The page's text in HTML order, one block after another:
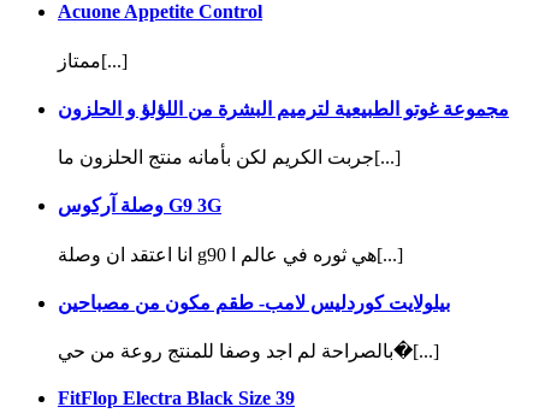
Acuone Appetite Control
ممتاز[...]
مجموعة غوتو الطبيعية لترميم البشرة من اللؤلؤ و الحلزون
جربت الكريم لكن بأمانه منتج الحلزون ما[...]
وصلة آركوس G9 3G
انا اعتقد ان وصلة g90 هي ثوره في عالم ا[...]
بيلولايت كوردليس لامب- طقم مكون من مصباحين
بالصراحة لم اجد وصفا للمنتج روعة من حي�[...]
FitFlop Electra Black Size 39